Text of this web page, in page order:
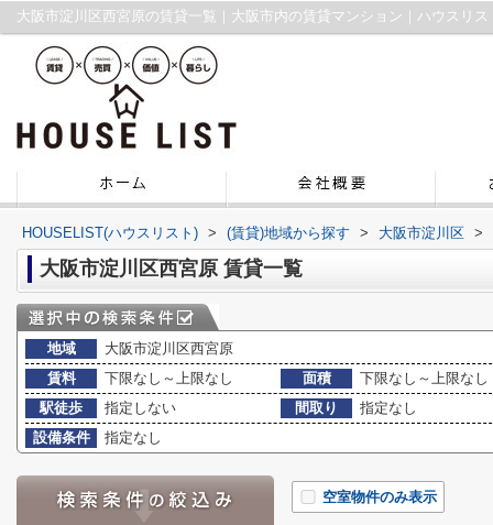
大阪市淀川区西宮原の賃貸一覧｜大阪市内の賃貸マンション｜ハウスリス
HOUSELIST(ハウスリスト) > (賃貸)地域から探す > 大阪市淀川区 >
大阪市淀川区西宮原 賃貸一覧
地域
大阪市淀川区西宮原
賃料
下限なし～上限なし 面積
下限なし～上限なし
駅徒歩
指定しない 間取り
指定なし
設備条件
指定なし
空室物件のみ表示